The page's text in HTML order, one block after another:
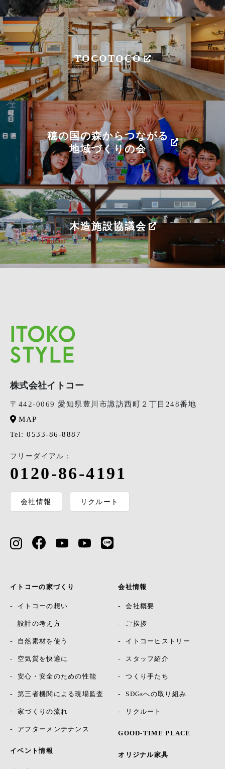
TOCOTOCO
穂の国の森からつながる
地域づくりの会
木造施設協議会
株式会社イトコー
〒442-0069 愛知県豊川市諏訪西町２丁目248番地
MAP
Tel: 0533-86-8887
フリーダイアル：
0120-86-4191
会社情報 リクルート
イトコーの家づくり
イトコーの想い
設計の考え方
自然素材を使う
空気質を快適に
安心・安全のための性能
第三者機関による現場監査
家づくりの流れ
アフターメンテナンス
イベント情報
会社情報
会社概要
ご挨拶
イトコーヒストリー
スタッフ紹介
つくり手たち
SDGsへの取り組み
リクルート
GOOD-TIME PLACE
オリジナル家具